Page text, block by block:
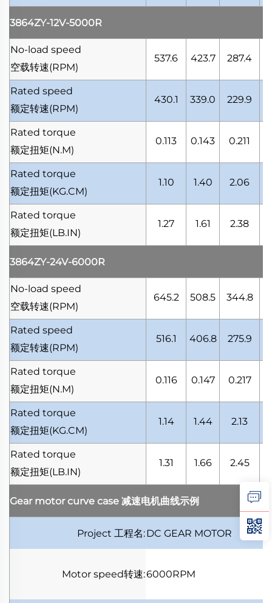
3864ZY-12V-5000R
No-load speed
空载转速(RPM)
537.6 423.7 287.4
Rated speed
额定转速(RPM)
430.1 339.0 229.9
Rated torque
额定扭矩(N.M)
0.113 0.143 0.211
Rated torque
额定扭矩(KG.CM)
1.10 1.40 2.06
Rated torque
额定扭矩(LB.IN)
1.27 1.61 2.38
3864ZY-24V-6000R
No-load speed
空载转速(RPM)
645.2 508.5 344.8
Rated speed
额定转速(RPM)
516.1 406.8 275.9
Rated torque
额定扭矩(N.M)
0.116 0.147 0.217
Rated torque
额定扭矩(KG.CM)
1.14 1.44 2.13
Rated torque
额定扭矩(LB.IN)
1.31 1.66 2.45
Gear motor curve case 减速电机曲线示例
Project 工程名:DC GEAR MOTOR
Motor speed转速:6000RPM